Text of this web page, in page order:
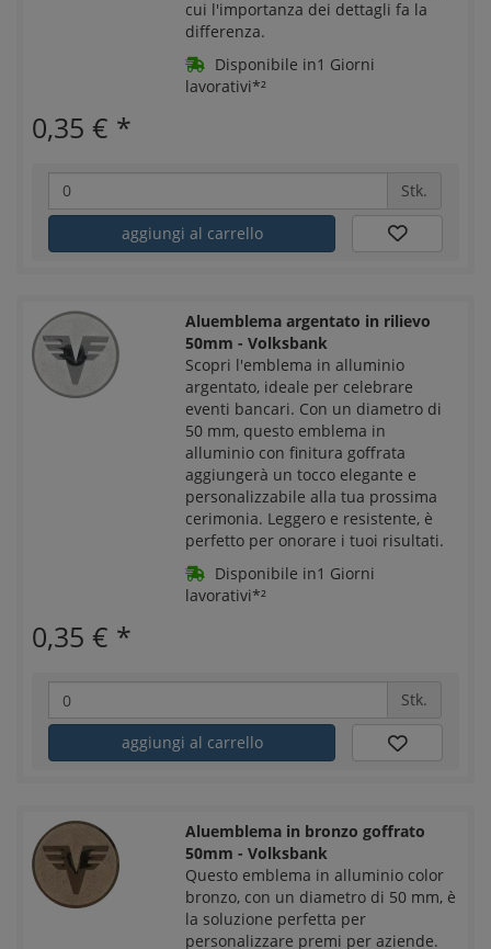
cui l'importanza dei dettagli fa la
differenza.
Disponibile in1 Giorni
lavorativi*²
0,35 € *
Stk.
aggiungi al carrello
Aluemblema argentato in rilievo
50mm - Volksbank
Scopri l'emblema in alluminio
argentato, ideale per celebrare
eventi bancari. Con un diametro di
50 mm, questo emblema in
alluminio con finitura goffrata
aggiungerà un tocco elegante e
personalizzabile alla tua prossima
cerimonia. Leggero e resistente, è
perfetto per onorare i tuoi risultati.
Disponibile in1 Giorni
lavorativi*²
0,35 € *
Stk.
aggiungi al carrello
Aluemblema in bronzo goffrato
50mm - Volksbank
Questo emblema in alluminio color
bronzo, con un diametro di 50 mm, è
la soluzione perfetta per
personalizzare premi per aziende.